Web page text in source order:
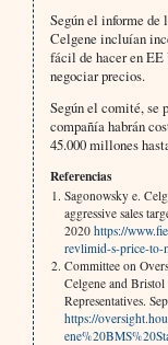
Según el informe de
Celgene incluían
fácil de hacer en
negociar precios.
Según el comité, se
compañía habrán
45.000 millones
Referencias
Sagonowsky e.
aggressive sales
2020 https://
revlimid-s-price-to-
Committee on
Celgene and
Representatives.
https://